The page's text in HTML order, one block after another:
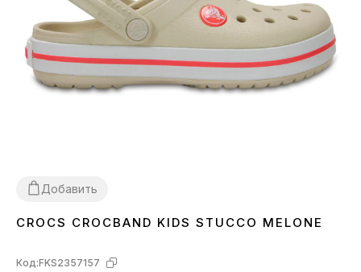
Добавить
262728 293132
CROCS CROCBAND KIDS STUCCO MELONE
Код:FKS2357157